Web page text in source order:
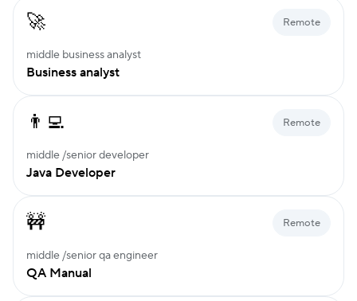
🚀 Remote
middle business analyst
Business analyst
👨‍💻 Remote
middle /senior developer
Java Developer
🚧 Remote
middle /senior qa engineer
QA Manual